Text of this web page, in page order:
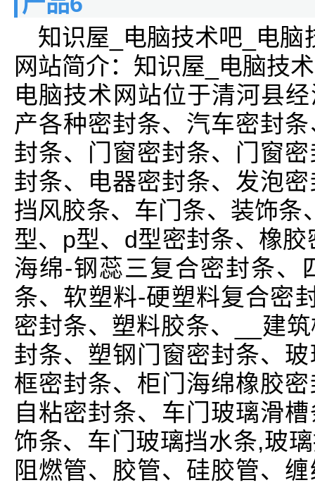
知识屋_电脑技术吧_电
网站简介：知识屋_电脑技
电脑技术网站位于清河县
产各种密封条、汽车密封
封条、门窗密封条、门窗
封条、电器密封条、发泡
挡风胶条、车门条、装饰条
型、p型、d型密封条、橡
海绵-钢蕊三复合密封条、
条、软塑料-硬塑料复合密
密封条、塑料胶条、__建
封条、塑钢门窗密封条、
框密封条、柜门海绵橡胶
自粘密封条、车门玻璃滑
饰条、车门玻璃挡水条,玻
阻燃管、胶管、硅胶管、